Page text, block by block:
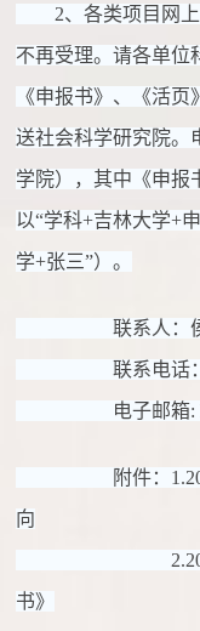
2、各类项目网上
不再受理。请各单位
《申报书》、《活
送社会科学研究院。
学院），其中《申报
以“学科+吉林大学+
学+张三”）。
联系人：侯
联系电话：
电子邮箱:
附件：1.2024年
向
2.2024年吉林
书》